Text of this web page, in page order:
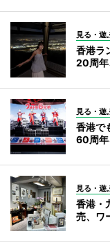
見る・遊
香港ラ
20周年
見る・遊
香港で
60周年
見る・遊
香港・
売、ワ